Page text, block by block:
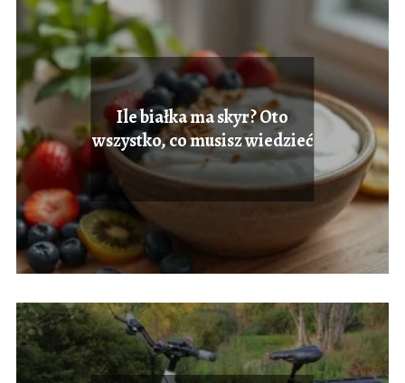
Ile białka ma skyr? Oto
wszystko, co musisz wiedzieć